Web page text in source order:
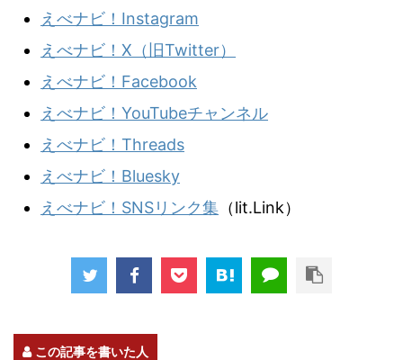
えべナビ！Instagram
えべナビ！X（旧Twitter）
えべナビ！Facebook
えべナビ！YouTubeチャンネル
えべナビ！Threads
えべナビ！Bluesky
えべナビ！SNSリンク集 （lit.Link）
この記事を書いた人